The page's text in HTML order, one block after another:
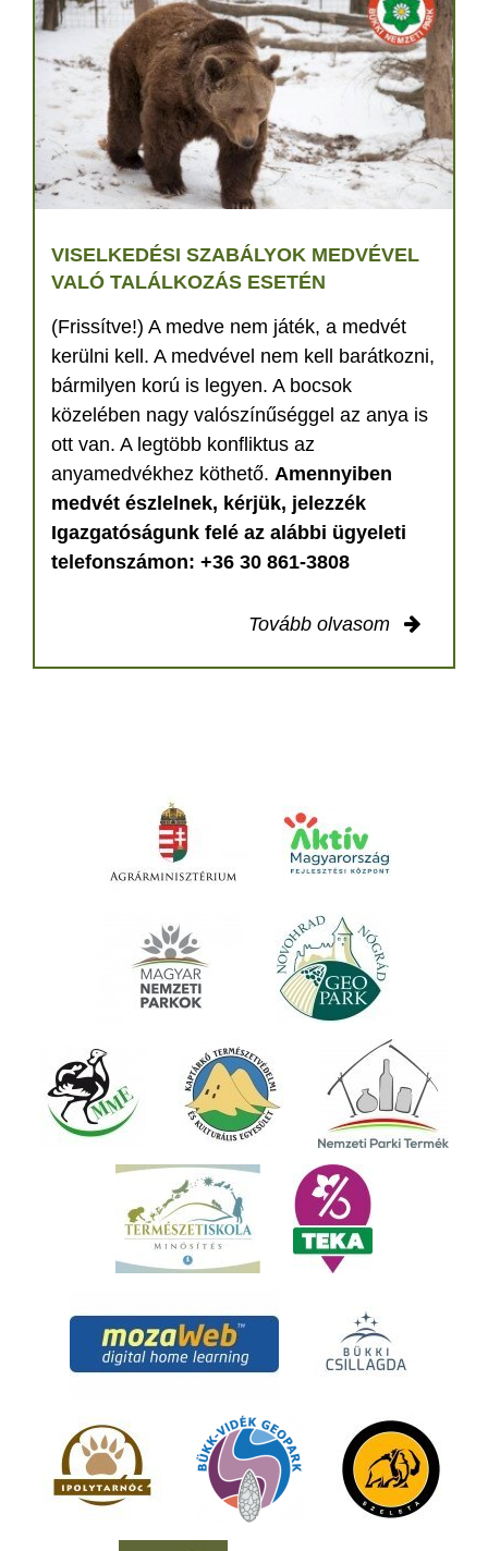
VISELKEDÉSI SZABÁLYOK MEDVÉVEL
VALÓ TALÁLKOZÁS ESETÉN
(Frissítve!) A medve nem játék, a medvét
kerülni kell. A medvével nem kell barátkozni,
bármilyen korú is legyen. A bocsok
közelében nagy valószínűséggel az anya is
ott van. A legtöbb konfliktus az
anyamedvékhez köthető. Amennyiben
medvét észlelnek, kérjük, jelezzék
Igazgatóságunk felé az alábbi ügyeleti
telefonszámon: +36 30 861-3808
Tovább olvasom